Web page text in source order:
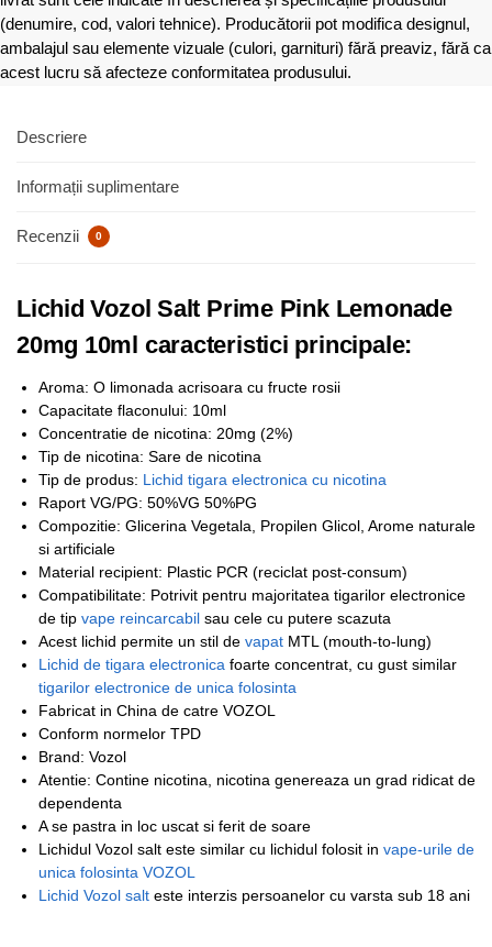
(denumire, cod, valori tehnice). Producătorii pot modifica designul,
ambalajul sau elemente vizuale (culori, garnituri) fără preaviz, fără ca
acest lucru să afecteze conformitatea produsului.
Descriere
Informații suplimentare
Recenzii 0
Lichid Vozol Salt Prime Pink Lemonade
20mg 10ml caracteristici principale:
Aroma: O limonada acrisoara cu fructe rosii
Capacitate flaconului: 10ml
Concentratie de nicotina: 20mg (2%)
Tip de nicotina: Sare de nicotina
Tip de produs: Lichid tigara electronica cu nicotina
Raport VG/PG: 50%VG 50%PG
Compozitie: Glicerina Vegetala, Propilen Glicol, Arome naturale
si artificiale
Material recipient: Plastic PCR (reciclat post-consum)
Compatibilitate: Potrivit pentru majoritatea tigarilor electronice
de tip vape reincarcabil sau cele cu putere scazuta
Acest lichid permite un stil de vapat MTL (mouth-to-lung)
Lichid de tigara electronica foarte concentrat, cu gust similar
tigarilor electronice de unica folosinta
Fabricat in China de catre VOZOL
Conform normelor TPD
Brand: Vozol
Atentie: Contine nicotina, nicotina genereaza un grad ridicat de
dependenta
A se pastra in loc uscat si ferit de soare
Lichidul Vozol salt este similar cu lichidul folosit in vape-urile de
unica folosinta VOZOL
Lichid Vozol salt este interzis persoanelor cu varsta sub 18 ani